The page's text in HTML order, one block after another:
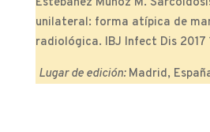
Estébanez Muñoz M.
unilateral: forma atípica de
radiológica. IBJ Infect Dis 2017
Lugar de edición: Madrid,